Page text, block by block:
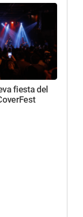
fiesta del